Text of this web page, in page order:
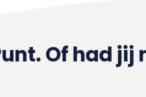
Of had jij